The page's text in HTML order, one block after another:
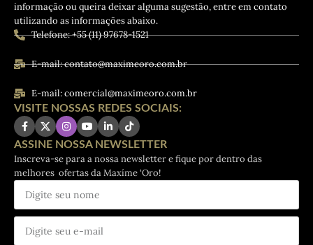
informação ou queira deixar alguma sugestão, entre em contato
utilizando as informações abaixo.
Telefone: +55 (11) 97678-1521
E-mail: contato@maximeoro.com.br
E-mail: comercial@maximeoro.com.br
VISITE NOSSAS REDES SOCIAIS:
ASSINE NOSSA NEWSLETTER
Inscreva-se para a nossa newsletter e fique por dentro das
melhores ofertas da Maxíme ‘Oro!